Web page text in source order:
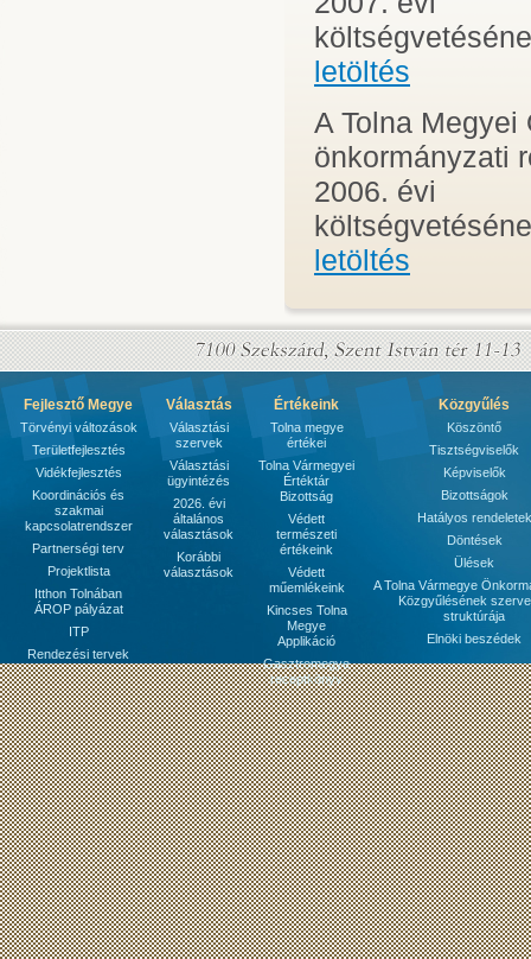
letöltés
A Tolna
önkormányzati
2006. évi
letöltés
Fejlesztő Megye
Törvényi változások
Területfejlesztés
Vidékfejlesztés
Koordinációs és
szakmai
kapcsolatrendszer
Partnerségi terv
Projektlista
Itthon Tolnában
ÁROP pályázat
ITP
Rendezési tervek
Választás
Választási
szervek
Választási
ügyintézés
2026. évi
általános
választások
Korábbi
választások
Értékeink
Tolna megye
értékei
Tolna Vármegyei
Értéktár
Bizottság
Védett
természeti
értékeink
Védett
műemlékeink
Kincses Tolna
Megye
Applikáció
Gasztromegye
receptkönyv
Közgyűlés
Köszöntő
Tisztségviselők
Képviselők
Bizottságok
Hatályos rendeletek
Döntések
Ülések
A Tolna Vármegye
Közgyűlésének
struktúrája
Elnöki beszédek